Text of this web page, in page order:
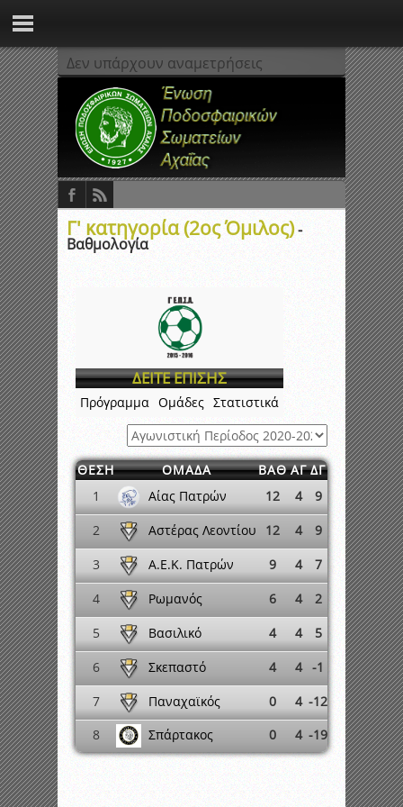
Δεν υπάρχουν αναμετρήσεις
Γ' κατηγορία (2ος Όμιλος)-
Βαθμολογία
ΔΕΙΤΕ ΕΠΙΣΗΣ
Πρόγραμμα Ομάδες Στατιστικά
ΘΕΣΗ ΟΜΑΔΑ ΒΑΘ ΑΓ ΔΓ
1
Αίας Πατρών 12 4
9
2
Αστέρας Λεοντίου 12 4
9
3
Α.Ε.Κ. Πατρών 9 4
7
4
Ρωμανός 6 4
2
5
Βασιλικό 4 4
5
6
Σκεπαστό 4 4 -1
7
Παναχαϊκός 0 4 -12
8
Σπάρτακος 0 4 -19